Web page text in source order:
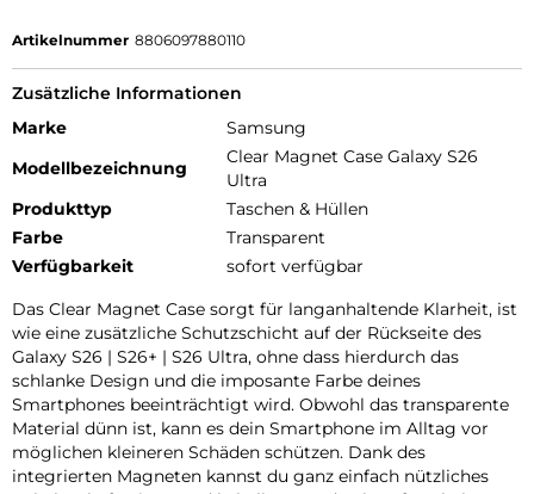
Artikelnummer 8806097880110
Zusätzliche Informationen
Marke
Samsung
Modellbezeichnung
Clear Magnet Case Galaxy S26
Ultra
Produkttyp
Taschen & Hüllen
Farbe
Transparent
Verfügbarkeit
sofort verfügbar
Das Clear Magnet Case sorgt für langanhaltende Klarheit, ist
wie eine zusätzliche Schutzschicht auf der Rückseite des
Galaxy S26 | S26+ | S26 Ultra, ohne dass hierdurch das
schlanke Design und die imposante Farbe deines
Smartphones beeinträchtigt wird. Obwohl das transparente
Material dünn ist, kann es dein Smartphone im Alltag vor
möglichen kleineren Schäden schützen. Dank des
integrierten Magneten kannst du ganz einfach nützliches